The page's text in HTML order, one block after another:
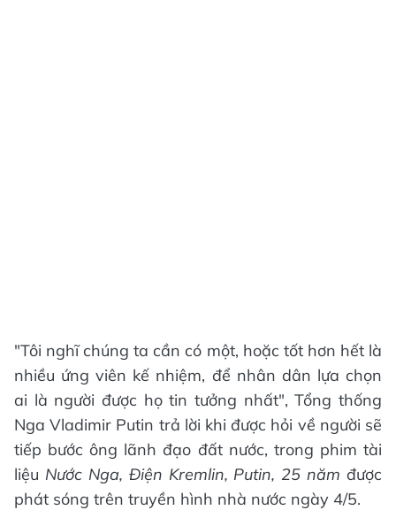
"Tôi nghĩ chúng ta cần có một, hoặc tốt hơn hết là
nhiều ứng viên kế nhiệm, để nhân dân lựa chọn
ai là người được họ tin tưởng nhất", Tổng thống
Nga Vladimir Putin trả lời khi được hỏi về người sẽ
tiếp bước ông lãnh đạo đất nước, trong phim tài
liệu Nước Nga, Điện Kremlin, Putin, 25 năm được
phát sóng trên truyền hình nhà nước ngày 4/5.